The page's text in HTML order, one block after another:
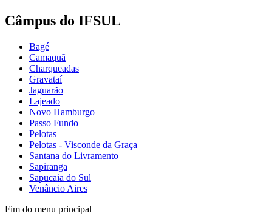
Câmpus do IFSUL
Bagé
Camaquã
Charqueadas
Gravataí
Jaguarão
Lajeado
Novo Hamburgo
Passo Fundo
Pelotas
Pelotas - Visconde da Graça
Santana do Livramento
Sapiranga
Sapucaia do Sul
Venâncio Aires
Fim do menu principal